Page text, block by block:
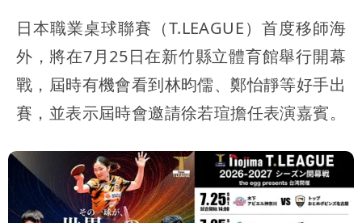
日本職業桌球聯賽（T.LEAGUE）首度移師海
外，將在7月25日在新竹縣立體育館舉行開幕
戰，屆時有機會看到林昀儒、鄭怡靜等好手出
賽，並表示屆時會邀請徐若瑄擔任表演嘉賓。